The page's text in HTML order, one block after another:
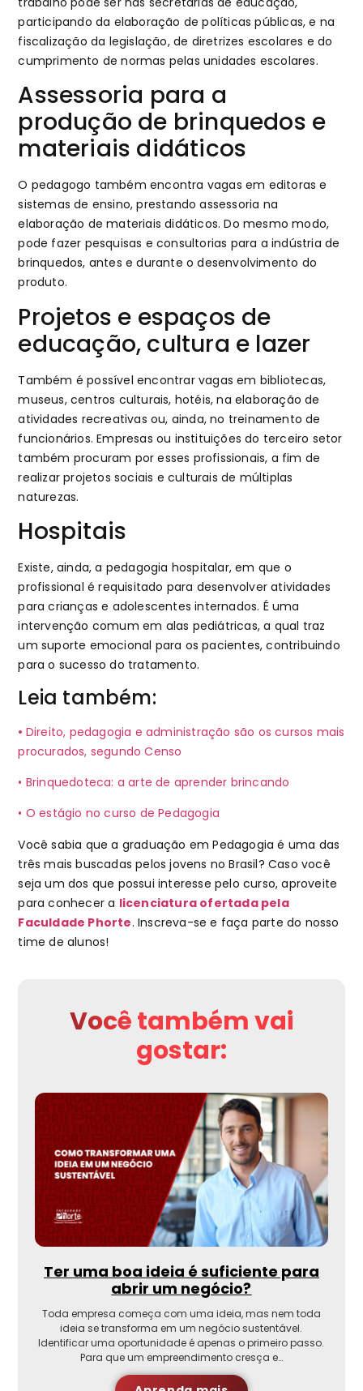
participando da elaboração de políticas públicas, e na
fiscalização da legislação, de diretrizes escolares e do
cumprimento de normas pelas unidades escolares.
Assessoria para a
produção de brinquedos e
materiais didáticos
O pedagogo também encontra vagas em editoras e
sistemas de ensino, prestando assessoria na
elaboração de materiais didáticos. Do mesmo modo,
pode fazer pesquisas e consultorias para a indústria de
brinquedos, antes e durante o desenvolvimento do
produto.
Projetos e espaços de
educação, cultura e lazer
Também é possível encontrar vagas em bibliotecas,
museus, centros culturais, hotéis, na elaboração de
atividades recreativas ou, ainda, no treinamento de
funcionários. Empresas ou instituições do terceiro setor
também procuram por esses profissionais, a fim de
realizar projetos sociais e culturais de múltiplas
naturezas.
Hospitais
Existe, ainda, a pedagogia hospitalar, em que o
profissional é requisitado para desenvolver atividades
para crianças e adolescentes internados. É uma
intervenção comum em alas pediátricas, a qual traz
um suporte emocional para os pacientes, contribuindo
para o sucesso do tratamento.
Leia também:
• Direito, pedagogia e administração são os cursos mais
procurados, segundo Censo
• Brinquedoteca: a arte de aprender brincando
• O estágio no curso de Pedagogia
Você sabia que a graduação em Pedagogia é uma das
três mais buscadas pelos jovens no Brasil? Caso você
seja um dos que possui interesse pelo curso, aproveite
para conhecer a licenciatura ofertada pela
Faculdade Phorte. Inscreva-se e faça parte do nosso
time de alunos!
Você também vai
gostar:
Ter uma boa ideia é suficiente para
abrir um negócio?
Toda empresa começa com uma ideia, mas nem toda
ideia se transforma em um negócio sustentável.
Identificar uma oportunidade é apenas o primeiro passo.
Para que um empreendimento cresça e…